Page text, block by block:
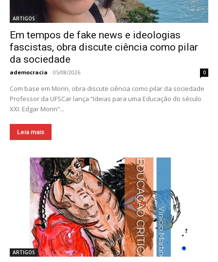
ARTIGOS
Em tempos de fake news e ideologias
fascistas, obra discute ciência como pilar
da sociedade
ademocracia - 05/08/2026 0
Com base em Morin, obra discute ciência como pilar da sociedade
Professor da UFSCar lança “Ideias para uma Educação do século
XXI: Edgar Morin”...
Leia mais
ARTIGOS